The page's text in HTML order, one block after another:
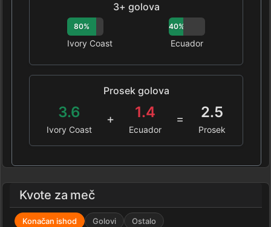
3+ golova
80%
Ivory Coast
40%
Ecuador
Prosek golova
3.6
Ivory Coast
+ 1.4
Ecuador
= 2.5
Prosek
Kvote za meč
Konačan ishod Golovi Ostalo